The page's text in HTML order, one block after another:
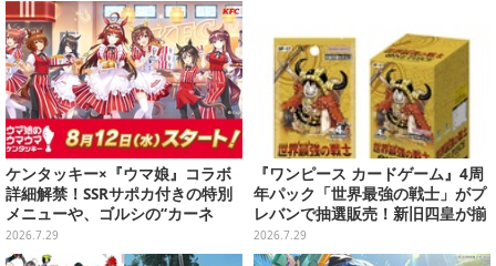
ケンタッキー×『ウマ娘』コラボ
詳細解禁！SSRサポカ付きの特別
メニューや、ゴルシの“カーネ
ル・サンダース衣装”がゲーム内
に実装
2026.7.29
『ワンピース カードゲーム』4周
年パック「世界最強の戦士」がプ
レバンで抽選販売！新旧四皇が揃
い踏み、新たに「覇王色SP」も収
録
2026.7.29